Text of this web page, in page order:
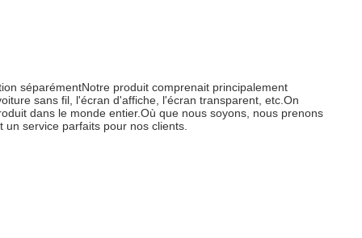
séparémentNotre produit comprenait principalement
sans fil, l'écran d'affiche, l'écran transparent, etc.On
dans le monde entier.Où que nous soyons, nous prenons
service parfaits pour nos clients.